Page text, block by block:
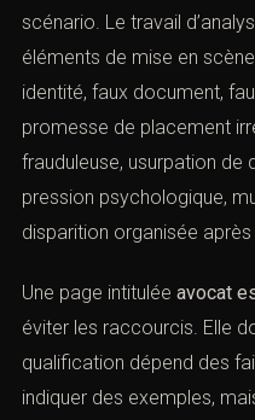
scénario. Le travail
éléments de mise en
identité, faux document,
promesse de placement
frauduleuse, usurpation de
pression psychologique,
disparition organisée après
Une page intitulée avocat
éviter les raccourcis. Elle
qualification dépend des
indiquer des exemples,